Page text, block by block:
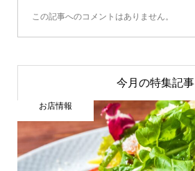
この記事へのコメントはありません。
今月の特集記事
お店情報